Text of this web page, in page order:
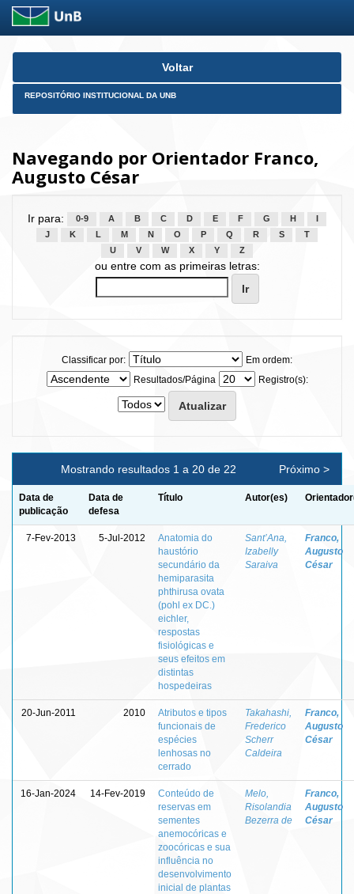
Skip
Voltar
REPOSITÓRIO INSTITUCIONAL DA UNB
Navegando por Orientador Franco,
Augusto César
Ir para: 0-9 A B C D E F G H
J
K L M N O P Q R S
T
U
V W X Y Z
ou entre com as primeiras letras:
Classificar por:
Em ordem:
Resultados/Página
Registro(s):
Mostrando resultados 1 a 20 de 22 Próximo >
Data de
publicação
Data de
defesa
Título Autor(es)
7-Fev-2013 5-Jul-2012
Anatomia do
haustório
secundário da
hemiparasita
phthirusa ovata
(pohl ex DC.)
eichler,
respostas
fisiológicas e
seus efeitos em
distintas
hospedeiras
Sant’Ana,
Izabelly
Saraiva
Franco,
Augusto
César
20-Jun-2011 2010
Atributos e tipos
funcionais de
espécies
lenhosas no
cerrado
Takahashi,
Frederico
Scherr
Caldeira
Franco,
Augusto
César
16-Jan-2024 14-Fev-2019
Conteúdo de
reservas em
sementes
anemocóricas e
zoocóricas e sua
influência no
desenvolvimento
inicial de plantas
Melo,
Risolandia
Bezerra de
Franco,
Augusto
César